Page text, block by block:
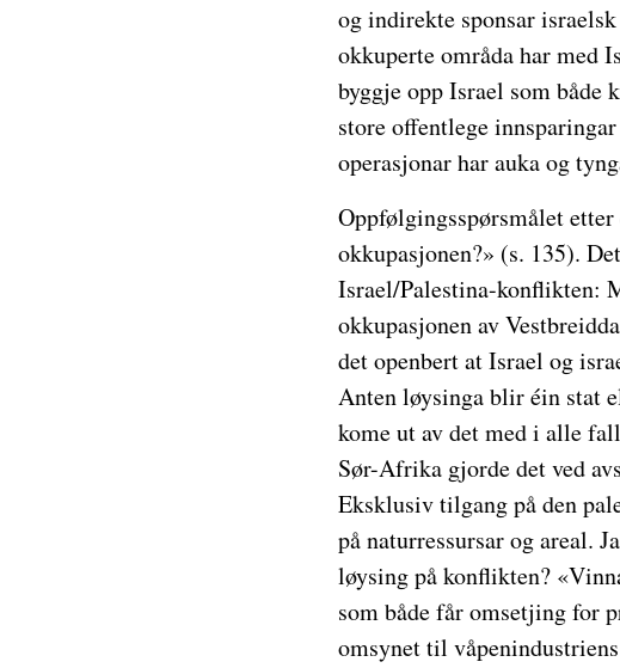
og indirekte sponsar
okkuperte områda har med
byggje opp Israel som både
store offentlege
operasjonar har auka og
Oppfølgingsspørsmålet
okkupasjonen?» (s. 135).
Israel/Palestina-konflikten:
okkupasjonen av
det openbert at Israel og
Anten løysinga blir éin stat
kome ut av det med i alle
Sør-Afrika gjorde det ved
Eksklusiv tilgang på den
på naturressursar og areal.
løysing på konflikten?
som både får omsetjing for
omsynet til